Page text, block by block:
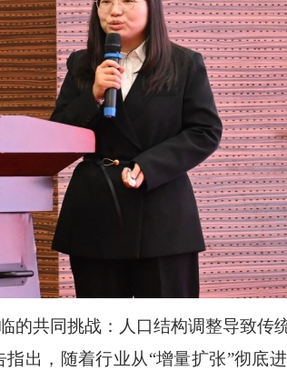
的共同挑战：人口结构调整导致传
指出，随着行业从“增量扩张”彻底